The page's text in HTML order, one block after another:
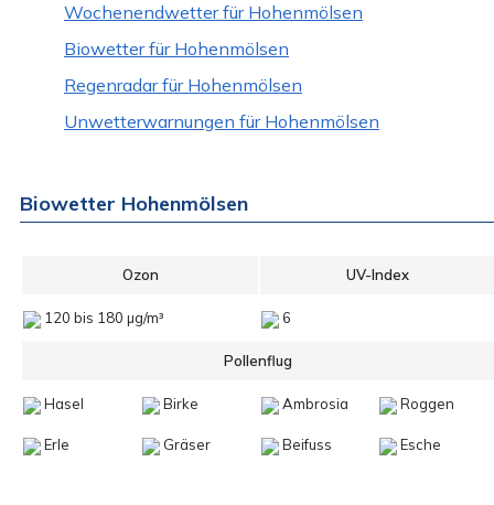
Wochenendwetter für Hohenmölsen
Biowetter für Hohenmölsen
Regenradar für Hohenmölsen
Unwetterwarnungen für Hohenmölsen
Biowetter Hohenmölsen
Ozon UV-Index
120 bis 180 µg/m³ 6
Pollenflug
Hasel Birke Ambrosia Roggen
Erle Gräser Beifuss Esche